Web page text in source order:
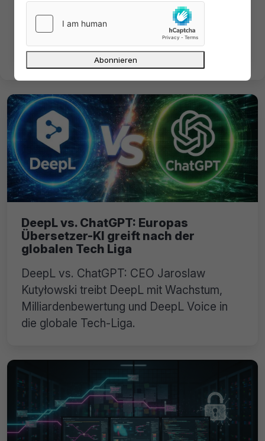
Literatur.
DeepL vs. ChatGPT: Europas
Übersetzer-KI greift nach der
globalen Tech Liga
DeepL vs. ChatGPT: CEO Jaroslaw
Kutyłowski treibt DeepL mit Wachstum,
Milliardenbewertung und DeepL Voice in
die globale Tech-Liga.